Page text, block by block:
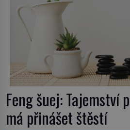
Feng šuej: Tajemství
má přinášet štěstí